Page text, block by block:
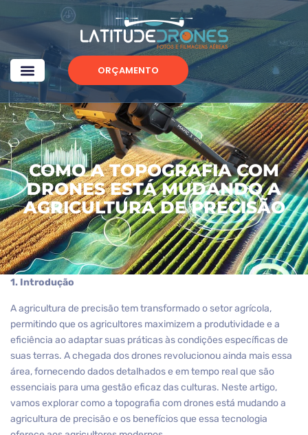
ORÇAMENTO
COMO A TOPOGRAFIA COM
DRONES ESTÁ MUDANDO A
AGRICULTURA DE PRECISÃO
1. Introdução
A agricultura de precisão tem transformado o setor agrícola,
permitindo que os agricultores maximizem a produtividade e a
eficiência ao adaptar suas práticas às condições específicas de
suas terras. A chegada dos drones revolucionou ainda mais essa
área, fornecendo dados detalhados e em tempo real que são
essenciais para uma gestão eficaz das culturas. Neste artigo,
vamos explorar como a topografia com drones está mudando a
agricultura de precisão e os benefícios que essa tecnologia